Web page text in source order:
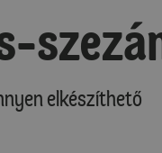
elkészíthető